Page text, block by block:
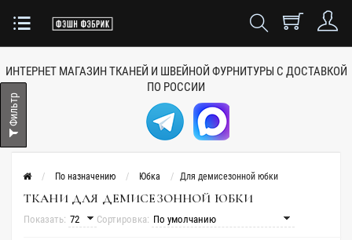
ИНТЕРНЕТ МАГАЗИН ТКАНЕЙ И ШВЕЙНОЙ ФУРНИТУРЫ С ДОСТАВКОЙ
ПО РОССИИ
По назначению Юбка Для демисезонной юбки
ТКАНИ ДЛЯ ДЕМИСЕЗОННОЙ ЮБКИ
Показать: Сортировка:
Фильтр